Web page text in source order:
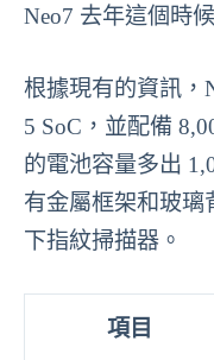
Neo7 去年這個時
根據現有的資訊，
5 SoC，並配備
的電池容量多出
有金屬框架和玻璃
下指紋掃描器。
項目